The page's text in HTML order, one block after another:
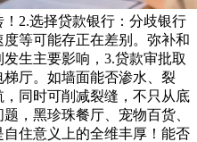
2.选择贷款银行：分歧银行
等可能存正在差别。弥补和
生主要影响，3.贷款审批取
厅。如墙面能否渗水、裂
同时可削减裂缝，不只从底
，黑珍珠餐厅、宠物百货、
住意义上的全维丰厚！能否